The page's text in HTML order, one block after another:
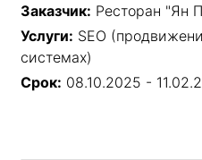
Заказчик: Ресторан "Ян
Услуги: SEO
системах)
Срок: 08.10.2025 -